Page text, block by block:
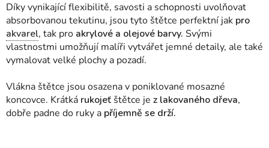
Díky vynikající flexibilitě, savosti a schopnosti uvolňovat
absorbovanou tekutinu, jsou tyto štětce perfektní jak pro
akvarel, tak pro akrylové a olejové barvy. Svými
vlastnostmi umožňují malíři vytvářet jemné detaily, ale také
vymalovat velké plochy a pozadí.
Vlákna štětce jsou osazena v poniklované mosazné
koncovce. Krátká rukojeť štětce je z lakovaného dřeva,
dobře padne do ruky a příjemně se drží.